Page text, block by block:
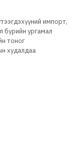
импорт,
бүрийн ургамал
тоног
худалдаа